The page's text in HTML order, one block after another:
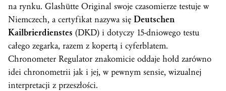
na rynku. Glashütte Original swoje czasomierze testuje w
Niemczech, a certyfikat nazywa się Deutschen
Kailbrierdienstes (DKD) i dotyczy 15-dniowego testu
całego zegarka, razem z kopertą i cyferblatem.
Chronometer Regulator znakomicie oddaje hołd zarówno
idei chronometrii jak i jej, w pewnym sensie, wizualnej
interpretacji z przeszłości.